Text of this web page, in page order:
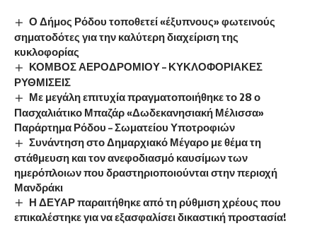
Ο Δήμος Ρόδου τοποθετεί «έξυπνους» φωτεινούς
σηματοδότες για την καλύτερη διαχείριση της
κυκλοφορίας
ΚΟΜΒΟΣ ΑΕΡΟΔΡΟΜΙΟΥ – ΚΥΚΛΟΦΟΡΙΑΚΕΣ
ΡΥΘΜΙΣΕΙΣ
Με μεγάλη επιτυχία πραγματοποιήθηκε το 28 ο
Πασχαλιάτικο Μπαζάρ «Δωδεκανησιακή Μέλισσα»
Παράρτημα Ρόδου – Σωματείου Υποτροφιών
Συνάντηση στο Δημαρχιακό Μέγαρο με θέμα τη
στάθμευση και τον ανεφοδιασμό καυσίμων των
ημερόπλοιων που δραστηριοποιούνται στην περιοχή
Μανδράκι
Η ΔΕΥΑΡ παραιτήθηκε από τη ρύθμιση χρέους που
επικαλέστηκε για να εξασφαλίσει δικαστική προστασία!